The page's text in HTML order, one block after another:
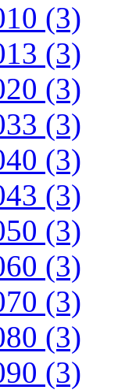
(3)
(3)
(3)
(3)
(3)
(3)
(3)
(3)
(3)
(3)
(3)